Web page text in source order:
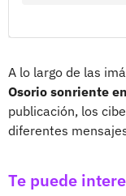
A lo largo de las
Osorio sonriente
publicación, los
diferentes
Te puede